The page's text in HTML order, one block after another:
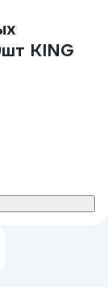
KING